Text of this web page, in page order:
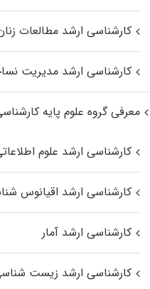
کارشناسی ارشد مطالعات
کارشناسی ارشد مدیریت
معرفی گروه علوم پایه
کارشناسی ارشد علوم
کارشناسی ارشد اقیانوس‌
کارشناسی ارشد آمار
کارشناسی ارشد زیست